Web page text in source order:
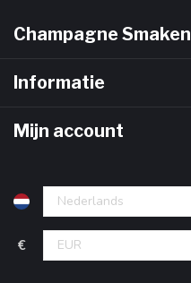
Champagne Smaken
Informatie
Mijn account
€